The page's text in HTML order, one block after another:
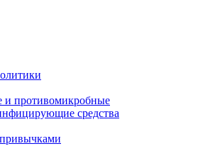
и противомикробные
средства